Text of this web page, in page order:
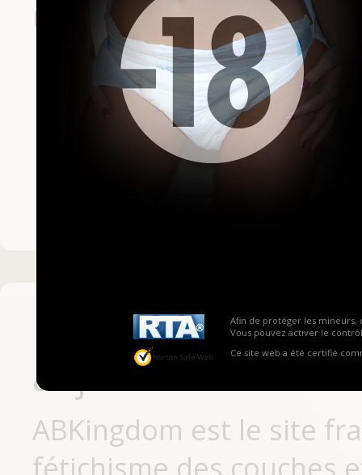
Afin de protéger les mineurs,
Vous pouvez activer le
Ce site web a été certifié
Un compte est
Nom d'utilisateur
Mot de passe
Pas encore
aujourd'hui
ABKingdom est le site
fétichisme des couches